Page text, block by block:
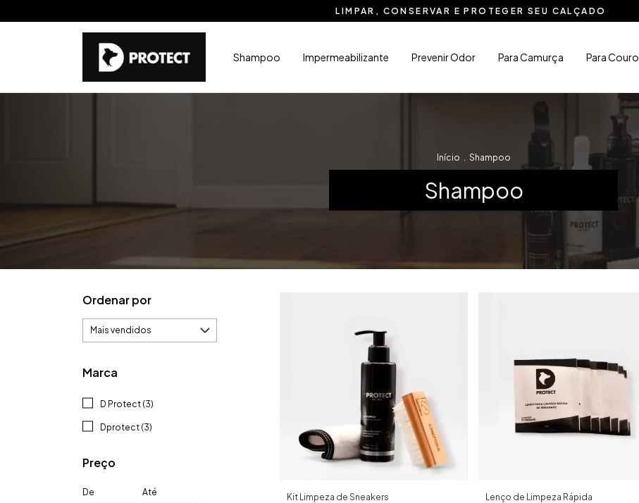
LIMPAR, CONSERVAR E PROTEGER SEU CALÇADO
Shampoo Impermeabilizante Prevenir Odor Para Camurça Para Couro
Início Shampoo
Shampoo
Ordenar por
Marca
D Protect (3)
Dprotect (3)
Preço
De Até Kit Limpeza de Sneakers Lenço de Limpeza Rápida